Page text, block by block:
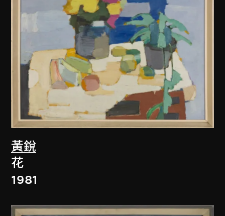
黃銳
花
1981